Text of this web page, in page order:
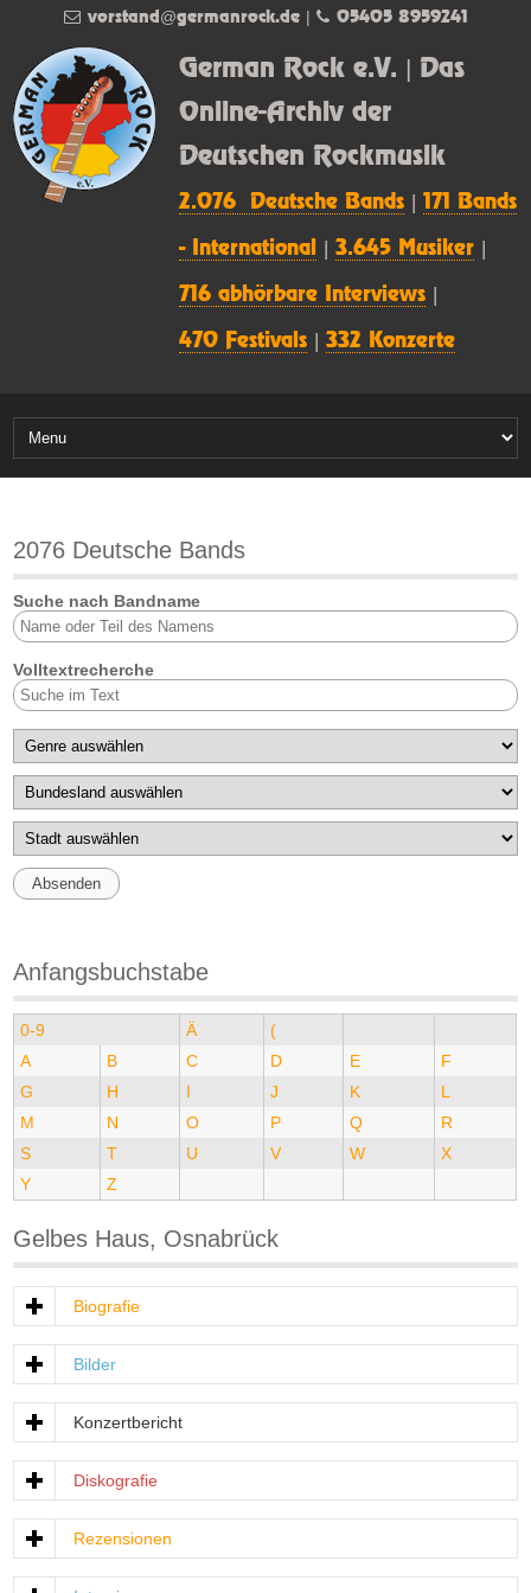
German Rock e.V. | Das
Online-Archiv der
Deutschen Rockmusik
2.076 Deutsche Bands |171 Bands
- International |3.645 Musiker
716 abhörbare Interviews
470 Festivals |332 Konzerte
vorstand@germanrock.de| 05405 8959241
2076 Deutsche Bands
Suche nach Bandname
Volltextrecherche
Anfangsbuchstabe
0-9 Ä
(
A
B C D E
F
G
H I J K
L
M
N O P Q
R
S
T U V W
X
Y
Z
Gelbes Haus, Osnabrück
Biografie
Bilder
Konzertbericht
Diskografie
Rezensionen